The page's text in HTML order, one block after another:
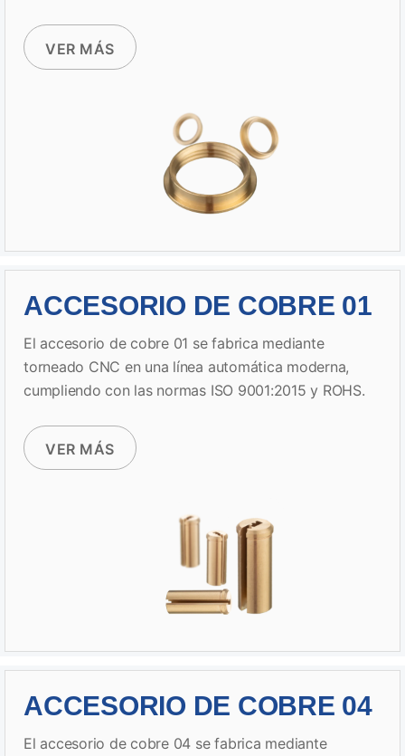
VER MÁS
ACCESORIO DE COBRE 01
El accesorio de cobre 01 se fabrica mediante
torneado CNC en una línea automática moderna,
cumpliendo con las normas ISO 9001:2015 y ROHS.
VER MÁS
ACCESORIO DE COBRE 04
El accesorio de cobre 04 se fabrica mediante